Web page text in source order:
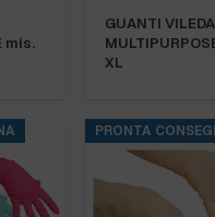
mis.
GUANTI VILEDA
XL
PRONTA